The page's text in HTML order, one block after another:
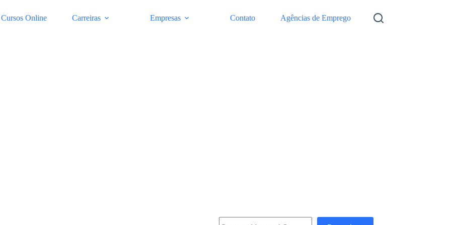
Cursos Online Carreiras Empresas Contato Agências de Emprego